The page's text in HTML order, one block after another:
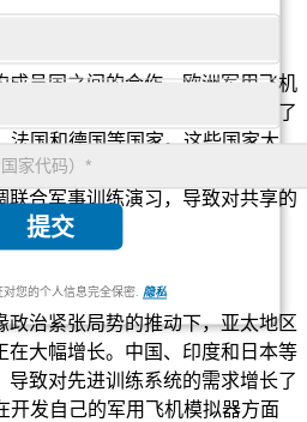
提交
对您的个人信息完全保密. 隐私
成员国之间的合作，欧洲军用飞机
。该地区模拟器的部署量增长了
法国和德国等国家。这些国家大
在战斗和紧急情况下训练军事飞
联合军事训练演习，导致对共享的
政治紧张局势的推动下，亚太地区
在大幅增长。中国、印度和日本等
导致对先进训练系统的需求增长了
开发自己的军用飞机模拟器方面